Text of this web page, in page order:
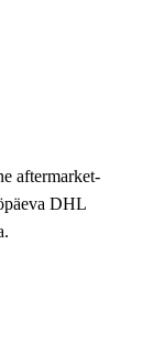
aftermarket-
DHL